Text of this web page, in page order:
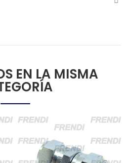
EN LA MISMA